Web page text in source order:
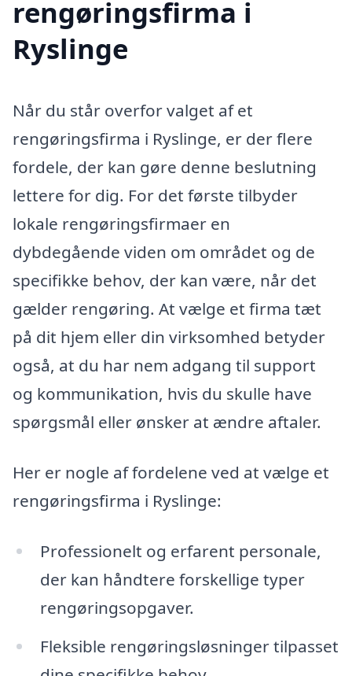
rengøringsfirma i
Ryslinge
Når du står overfor valget af et
rengøringsfirma i Ryslinge, er der flere
fordele, der kan gøre denne beslutning
lettere for dig. For det første tilbyder
lokale rengøringsfirmaer en
dybdegående viden om området og de
specifikke behov, der kan være, når det
gælder rengøring. At vælge et firma tæt
på dit hjem eller din virksomhed betyder
også, at du har nem adgang til support
og kommunikation, hvis du skulle have
spørgsmål eller ønsker at ændre aftaler.
Her er nogle af fordelene ved at vælge et
rengøringsfirma i Ryslinge:
Professionelt og erfarent personale,
der kan håndtere forskellige typer
rengøringsopgaver.
Fleksible rengøringsløsninger tilpasset